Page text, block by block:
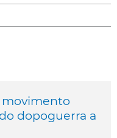
movimento
dopoguerra a